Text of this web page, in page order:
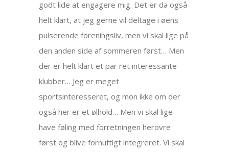
godt lide at engagere mig. Det er da også
helt klart, at jeg gerne vil deltage i øens
pulserende foreningsliv, men vi skal lige på
den anden side af sommeren først… Men
der er helt klart et par ret interessante
klubber… Jeg er meget
sportsinteresseret, og mon ikke om der
også her er et ølhold… Men vi skal lige
have føling med forretningen herovre
først og blive fornuftigt integreret. Vi skal